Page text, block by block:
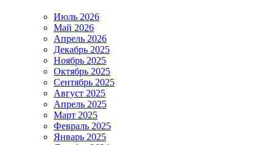
Июль 2026
Май 2026
Апрель 2026
Декабрь 2025
Ноябрь 2025
Октябрь 2025
Сентябрь 2025
Август 2025
Апрель 2025
Март 2025
Февраль 2025
Январь 2025